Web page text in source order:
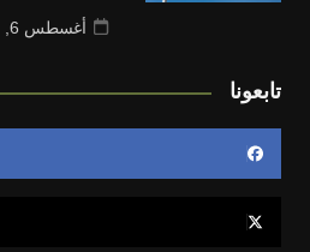
أغسطس 6, 2026
تابعونا